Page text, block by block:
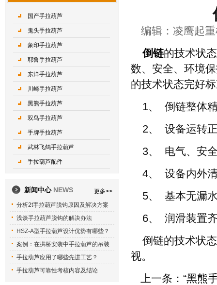
编辑：凌鹰起
倒链的技术状
数、安全、环境
的技术状态完好
1、 倒链整体
2、 设备运转
3、 电气、安
4、 设备内外
5、 基本无漏
6、 润滑装置
倒链的技术状
视。
上一条： “黑熊
国产手拉葫芦
鬼头手拉葫芦
象印手拉葫芦
耶鲁手拉葫芦
东洋手拉葫芦
川崎手拉葫芦
黑熊手拉葫芦
双鸟手拉葫芦
手牌手拉葫芦
武林飞鸽手拉葫芦
手拉葫芦配件
新闻中心 NEWS
更多>>
分析2t手拉葫芦脱钩原因及解决方案
浅谈手拉葫芦脱钩的解决办法
HSZ-A型手拉葫芦设计优势有哪些？
案例：在拱桥安装中手拉葫芦的吊装
手拉葫芦应用了哪些先进工艺？
手拉葫芦可靠性考核内容及结论